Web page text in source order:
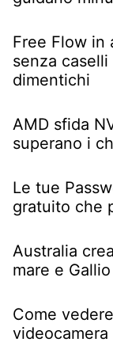
Free Flow in
senza
dimentichi
AMD sfida
superano i
Le tue
gratuito che
Australia
mare e
Come